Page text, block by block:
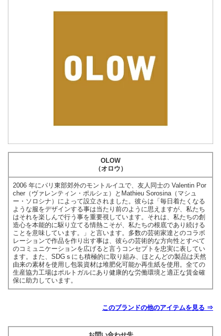
OLOW
（オロウ）
2006 年にパリ東部郊外のモントルイユで、友人同士の Valentin Por
cher（ヴァレンティン・ポルシェ）とMathieu Sorosina（マシュ
ー・ソロシナ）によって設立されました。彼らは「毎日着たくなる
ような服をデザインする事は当たり前のように思えますが、私たち
はそれを楽しんで行う事を重要視しています。それは、私たちの創
造心を本能的に駆り立てる情熱こそが、私たちの根底であり続ける
ことを意味しています。」と言います。多数の芸術家達とのコラボ
レーションで作品を作り出す事は、彼らの芸術的な方向性とすべて
のコミュニケーションを広げると言うコンセプトを忠実に表してい
ます。また、SDGｓにも積極的に取り組み、ほとんどの製品は天然
由来の素材を使用し包装資材は堆肥化可能か再生紙を使用。全ての
生産協力工場はポルトガルにあり健康的な労働環境と適正な賃金確
保に助力しています。
このブランドの他のアイテムを見る ⇒